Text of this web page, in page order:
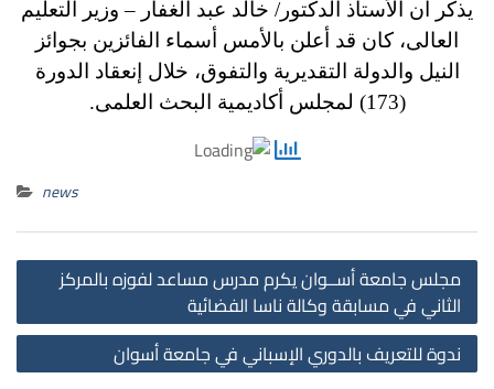
يذكر أن الأستاذ الدكتور/ خالد عبد الغفار – وزير التعليم
العالى، كان قد أعلن بالأمس أسماء الفائزين بجوائز
النيل والدولة التقديرية والتفوق، خلال إنعقاد الدورة
(173) لمجلس أكاديمية البحث العلمى.
news
مجلس جامعة أســوان يكرم مدرس مساعد لفوزه بالمركز
الثاني في مسابقة وكالة ناسا الفضائية
ندوة للتعريف بالدوري الإسباني في جامعة أسوان